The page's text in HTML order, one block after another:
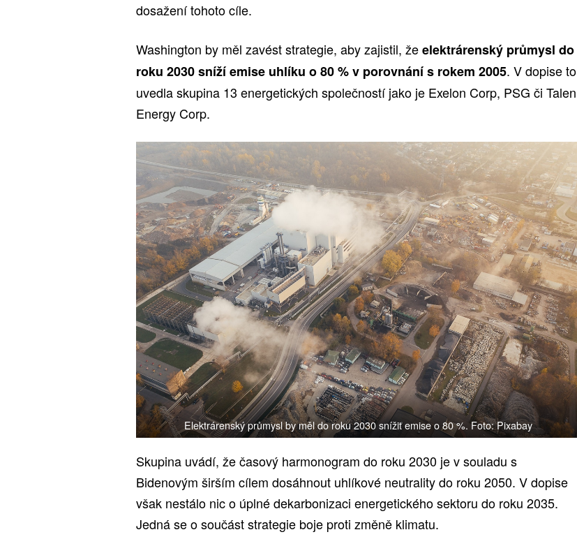
dosažení tohoto cíle.
Washington by měl zavést strategie, aby zajistil, žeelektrárenský průmysl do
roku 2030 sníží emise uhlíku o 80 % v porovnání s rokem 2005. V dopise to
uvedla skupina 13 energetických společností jako je Exelon Corp, PSG či Talen
Energy Corp.
Elektrárenský průmysl by měl do roku 2030 snížit emise o 80 %. Foto: Pixabay
Skupina uvádí, že časový harmonogram do roku 2030 je v souladu s
Bidenovým širším cílem dosáhnout uhlíkové neutrality do roku 2050. V dopise
však nestálo nic o úplné dekarbonizaci energetického sektoru do roku 2035.
Jedná se o součást strategie boje proti změně klimatu.